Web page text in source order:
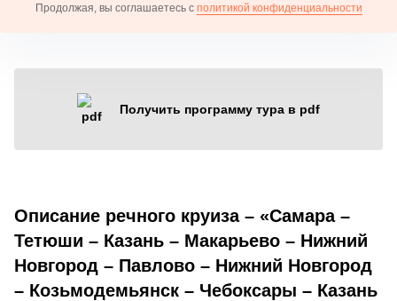
Продолжая, вы соглашаетесь с политикой конфиденциальности
Получить программу тура в pdf
Описание речного круиза – «Самара –
Тетюши – Казань – Макарьево – Нижний
Новгород – Павлово – Нижний Новгород
– Козьмодемьянск – Чебоксары – Казань